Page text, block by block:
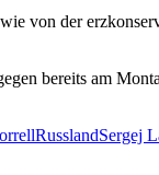
von der
bereits am
RusslandSergej